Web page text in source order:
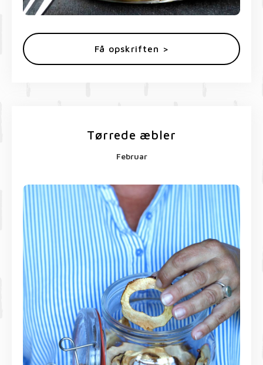
Få opskriften >
Tørrede æbler
Februar